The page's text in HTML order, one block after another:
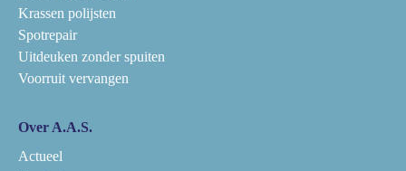
Krassen polijsten
Spotrepair
Uitdeuken zonder spuiten
Voorruit vervangen
Over A.A.S.
Actueel